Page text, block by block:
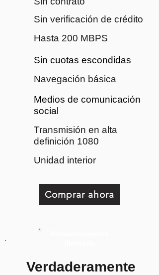
Sin verificación de crédito
Hasta 200 MBPS
Sin cuotas escondidas
Navegación básica
Medios de comunicación
social
Transmisión en alta
definición 1080
Unidad interior
Comprar ahora
Verdaderamente